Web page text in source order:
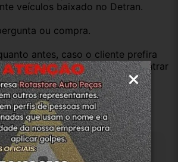
veículos baixado no Detran.
ou compra.
antes, caso o cliente prefira
física também aceitamos, só entrar
Rotasul e tiramos suas
Especificações